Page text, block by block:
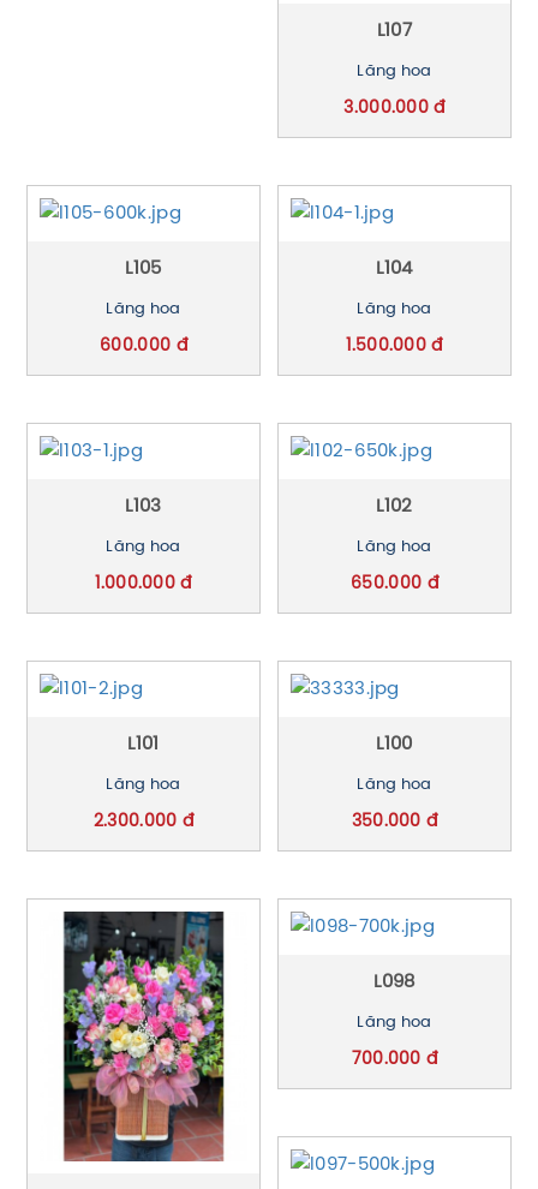
L107
Lãng hoa
3.000.000 đ
L105
Lãng hoa
600.000 đ
L104
Lãng hoa
1.500.000 đ
L103
Lãng hoa
1.000.000 đ
L102
Lãng hoa
650.000 đ
L101
Lãng hoa
2.300.000 đ
L100
Lãng hoa
350.000 đ
L098
Lãng hoa
700.000 đ